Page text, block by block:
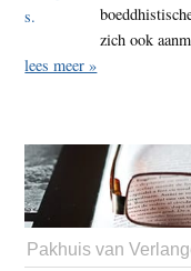
zich ook
lees meer »
Pakhuis van